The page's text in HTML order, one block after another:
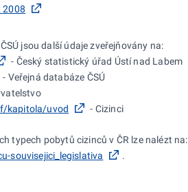
2008
jsou další údaje zveřejňovány na:
- Český statistický úřad Ústí nad Labem
- Veřejná databáze ČSÚ
kapitola/uvod
- Cizinci
typech pobytů cizinců v ČR lze nalézt na:
souvisejici_legislativa
.